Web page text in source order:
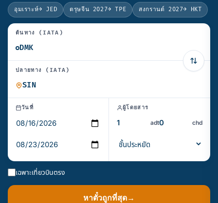
อุมเราะห์→ JED ตรุษจีน 2027→ TPE สงกรานต์ 2027→ HKT
ต้นทาง (IATA)
ปลายทาง (IATA)
วันที่ ผู้โดยสาร
adt chd
เฉพาะเที่ยวบินตรง
หาตั๋วถูกที่สุด→